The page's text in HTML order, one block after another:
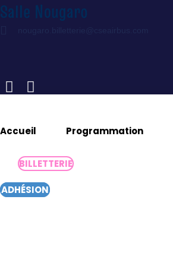
Aller
au
Salle Nougaro
Accueil Programmation
BILLETTERIE
ADHÉSION